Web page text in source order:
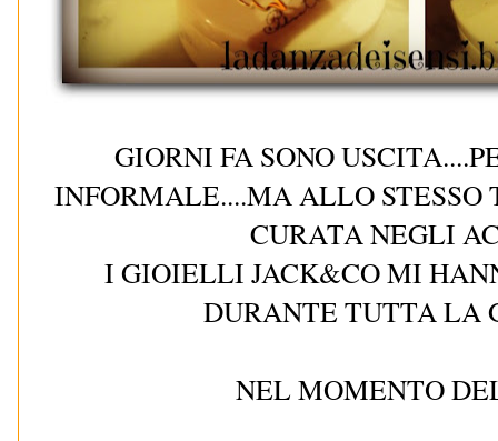
GIORNI FA SONO
INFORMALE....MA ALLO STESSO
CURATA NEGLI
I GIOIELLI JACK&CO MI
DURANTE TUTTA LA
NEL MOMENTO